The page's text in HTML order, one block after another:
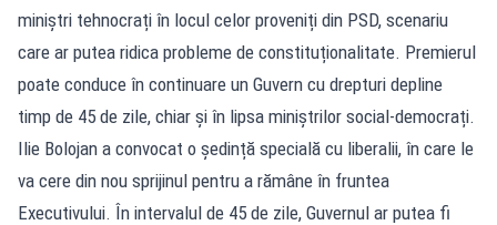
miniștri tehnocrați în locul celor proveniți din PSD, scenariu
care ar putea ridica probleme de constituționalitate. Premierul
poate conduce în continuare un Guvern cu drepturi depline
timp de 45 de zile, chiar și în lipsa miniștrilor social-democrați.
Ilie Bolojan a convocat o ședință specială cu liberalii, în care le
va cere din nou sprijinul pentru a rămâne în fruntea
Executivului. În intervalul de 45 de zile, Guvernul ar putea fi